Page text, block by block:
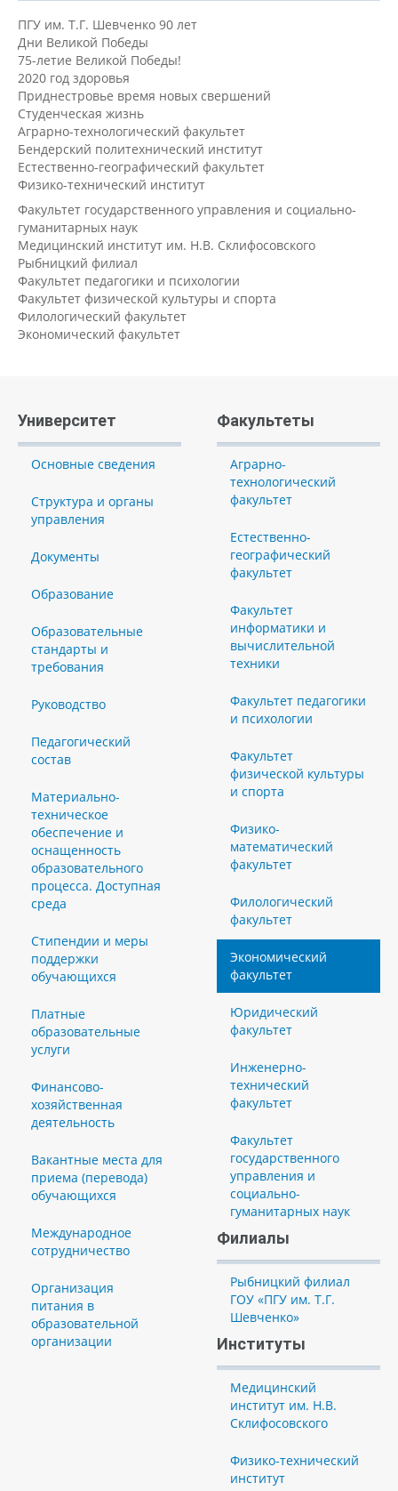
ПГУ им. Т.Г. Шевченко 90 лет
Дни Великой Победы
75-летие Великой Победы!
2020 год здоровья
Приднестровье время новых свершений
Студенческая жизнь
Аграрно-технологический факультет
Бендерский политехнический институт
Естественно-географический факультет
Физико-технический институт
Факультет государственного управления и социально-
гуманитарных наук
Медицинский институт им. Н.В. Склифосовского
Рыбницкий филиал
Факультет педагогики и психологии
Факультет физической культуры и спорта
Филологический факультет
Экономический факультет
Университет
Основные сведения
Структура и органы
управления
Документы
Образование
Образовательные
стандарты и
требования
Руководство
Педагогический
состав
Материально-
техническое
обеспечение и
оснащенность
образовательного
процесса. Доступная
среда
Стипендии и меры
поддержки
обучающихся
Платные
образовательные
услуги
Финансово-
хозяйственная
деятельность
Вакантные места для
приема (перевода)
обучающихся
Международное
сотрудничество
Организация
питания в
образовательной
организации
Факультеты
Аграрно-
технологический
факультет
Естественно-
географический
факультет
Факультет
информатики и
вычислительной
техники
Факультет педагогики
и психологии
Факультет
физической культуры
и спорта
Физико-
математический
факультет
Филологический
факультет
Экономический
факультет
Юридический
факультет
Инженерно-
технический
факультет
Факультет
государственного
управления и
социально-
гуманитарных наук
Филиалы
Рыбницкий филиал
ГОУ «ПГУ им. Т.Г.
Шевченко»
Институты
Медицинский
институт им. Н.В.
Склифосовского
Физико-технический
институт